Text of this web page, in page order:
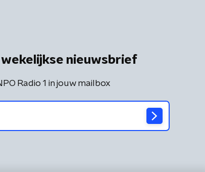
wekelijkse nieuwsbrief
Radio 1 in jouw mailbox